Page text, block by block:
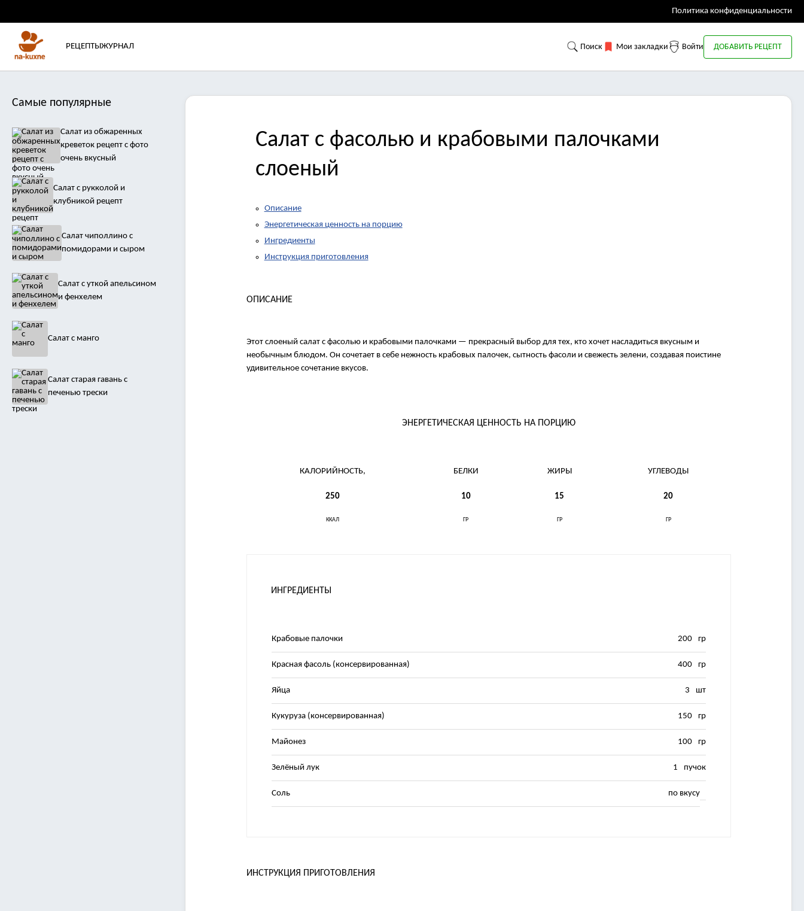
Политика конфиденциальности
РЕЦЕПТЫЖУРНАЛ Поиск Мои закладки Войти ДОБАВИТЬ РЕЦЕПТ
Самые популярные
Салат из обжаренных
креветок рецепт с фото
очень вкусный
Салат с рукколой и
клубникой рецепт
Салат чиполлино с
помидорами и сыром
Салат с уткой апельсином
и фенхелем
Салат с манго
Салат старая гавань с
печенью трески
Салат с фасолью и крабовыми палочками
слоеный
Описание
Энергетическая ценность на порцию
Ингредиенты
Инструкция приготовления
ОПИСАНИЕ
Этот слоеный салат с фасолью и крабовыми палочками — прекрасный выбор для тех, кто хочет насладиться вкусным и
необычным блюдом. Он сочетает в себе нежность крабовых палочек, сытность фасоли и свежесть зелени, создавая поистине
удивительное сочетание вкусов.
ЭНЕРГЕТИЧЕСКАЯ ЦЕННОСТЬ НА ПОРЦИЮ
КАЛОРИЙНОСТЬ, БЕЛКИ ЖИРЫ УГЛЕВОДЫ
250 10 15 20
ККАЛ ГР ГР ГР
ИНГРЕДИЕНТЫ
Крабовые палочки 200 гр
Красная фасоль (консервированная) 400 гр
Яйца 3 шт
Кукуруза (консервированная) 150 гр
Майонез 100 гр
Зелёный лук 1 пучок
Соль по вкусу
ИНСТРУКЦИЯ ПРИГОТОВЛЕНИЯ